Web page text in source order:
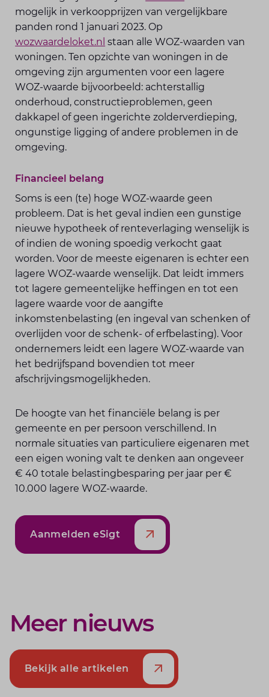
mogelijk in verkoopprijzen van vergelijkbare
panden rond 1 januari 2023. Op
wozwaardeloket.nl staan alle WOZ-waarden van
woningen. Ten opzichte van woningen in de
omgeving zijn argumenten voor een lagere
WOZ-waarde bijvoorbeeld: achterstallig
onderhoud, constructieproblemen, geen
dakkapel of geen ingerichte zolderverdieping,
ongunstige ligging of andere problemen in de
omgeving.
Financieel belang
Soms is een (te) hoge WOZ-waarde geen
probleem. Dat is het geval indien een gunstige
nieuwe hypotheek of renteverlaging wenselijk is
of indien de woning spoedig verkocht gaat
worden. Voor de meeste eigenaren is echter een
lagere WOZ-waarde wenselijk. Dat leidt immers
tot lagere gemeentelijke heffingen en tot een
lagere waarde voor de aangifte
inkomstenbelasting (en ingeval van schenken of
overlijden voor de schenk- of erfbelasting). Voor
ondernemers leidt een lagere WOZ-waarde van
het bedrijfspand bovendien tot meer
afschrijvingsmogelijkheden.
De hoogte van het financiële belang is per
gemeente en per persoon verschillend. In
normale situaties van particuliere eigenaren met
een eigen woning valt te denken aan ongeveer
€ 40 totale belastingbesparing per jaar per €
10.000 lagere WOZ-waarde.
Aanmelden eSigt
Meer nieuws
Bekijk alle artikelen